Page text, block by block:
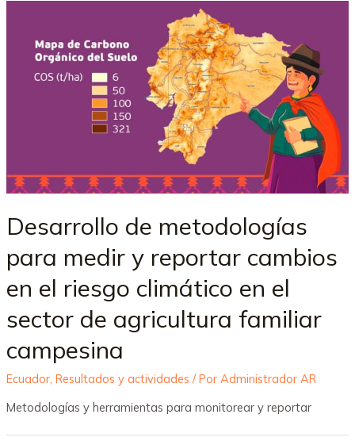
Desarrollo de metodologías
para medir y reportar cambios
en el riesgo climático en el
sector de agricultura familiar
campesina
Ecuador, Resultados y actividades / Por Administrador AR
Metodologías y herramientas para monitorear y reportar